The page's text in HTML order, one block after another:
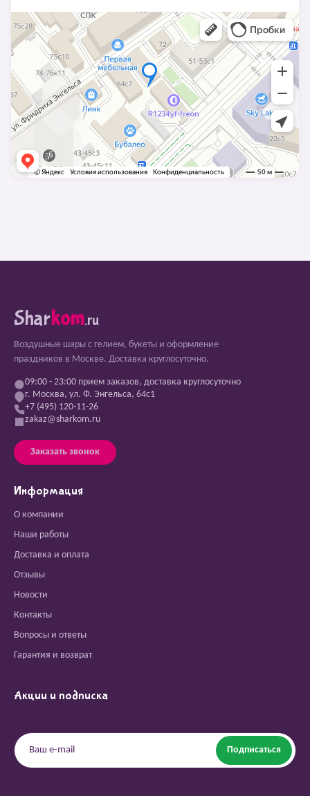
Sharkom.ru
Воздушные шары с гелием, букеты и оформление
праздников в Москве. Доставка круглосуточно.
09:00 - 23:00 прием заказов, доставка круглосуточно
г. Москва, ул. Ф. Энгельса, 64с1
+7 (495) 120-11-26
zakaz@sharkom.ru
Заказать звонок
Информация
О компании
Наши работы
Доставка и оплата
Отзывы
Новости
Контакты
Вопросы и ответы
Гарантия и возврат
Акции и подписка
Подписаться